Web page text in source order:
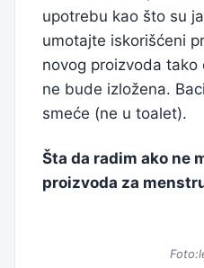
upotrebu kao što su
umotajte iskorišćeni
novog proizvoda
ne bude izložena.
smeće (ne u toalet).
Šta da radim ako ne
proizvoda za